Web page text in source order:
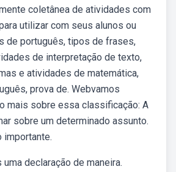
coletânea de atividades com
utilizar com seus alunos ou
de português, tipos de frases,
de interpretação de texto,
e atividades de matemática,
prova de. Webvamos
mais sobre essa classificação: A
sobre um determinado assunto.
importante.
declaração de maneira.